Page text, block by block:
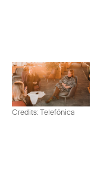
Credits: Telefónica